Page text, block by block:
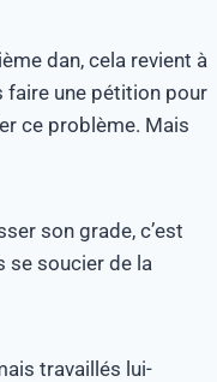
dan, cela revient à
faire une pétition pour
ce problème. Mais
son grade, c’est
se soucier de la
travaillés lui-